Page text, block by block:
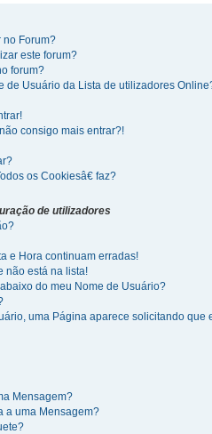
no Forum?
este forum?
forum?
de Usuário da Lista de utilizadores
consigo mais entrar?!
os Cookiesâ€ faz?
de utilizadores
e Hora continuam erradas!
não está na lista!
do meu Nome de Usuário?
uma Página aparece solicitando que
Mensagem?
a uma Mensagem?